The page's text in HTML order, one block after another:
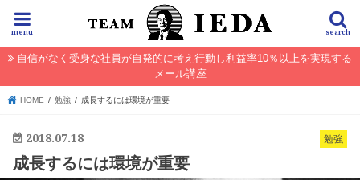
search
menu
自信がなく受身な社員が自発的に考え行動し利益率10％以上を実現する
メール講座
HOME 勉強 成長するには環境が重要
勉強
2018.07.18
成長するには環境が重要